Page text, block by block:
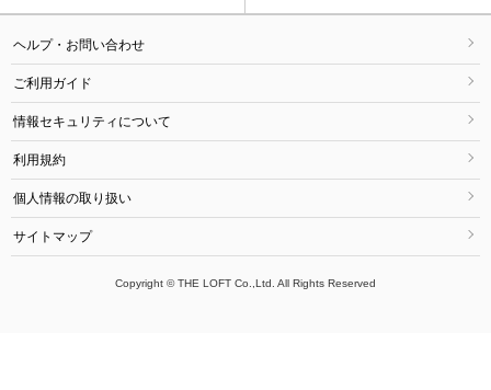
ヘルプ・お問い合わせ
ご利用ガイド
情報セキュリティについて
利用規約
個人情報の取り扱い
サイトマップ
Copyright © THE LOFT Co.,Ltd. All Rights Reserved